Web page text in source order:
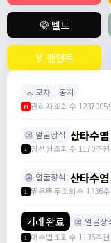
🥋 벨트
🏅 펜던트
🧢 모자 공지
M 관리자조회수 123700
👺 얼굴장식 산타수
https://
1 침선월조회수 1170추
👺 얼굴장식 산타수
1 뚜두뚜두조회수 1336
거래 완료 👺 얼굴장
1 어수법조회수 1135추